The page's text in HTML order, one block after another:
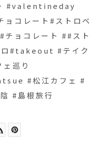
#valentineday
コレート#ストロベ
ョコレート ##スト
ロ#takeout #テイク
巡り
#松江カフェ #
#島根旅行